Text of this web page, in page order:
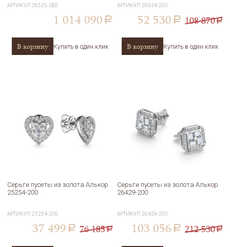
АРТИКУЛ 26525-2Б5
1 014 090 a
В корзину Купить в один клик
АРТИКУЛ 26934-200
52 530 a 108 870a
В корзину Купить в один клик
Серьги пусеты из золота Алькор
25254-200
АРТИКУЛ 25254-200
37 499 a 76 185a
Серьги пусеты из золота Алькор
26429-200
АРТИКУЛ 26429-200
103 056 a 212 530a